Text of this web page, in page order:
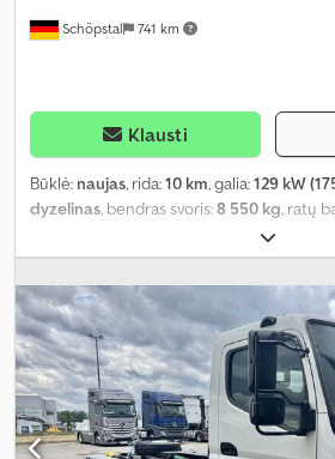
Schöpstal 741 km
Klausti
Būklė: naujas, rida:10 km, galia:129 kW
dyzelinas, bendras svoris:8 550 kg, ratų
, vairuotojo
pavaros tipas:automatinis, pavarų
6, pakaba:plienas, sėdimų vietų skaičius:3
Įranga:ABS, AdBlue, Bluetooth,
centrinis užraktas, elektroninė stabilumo
kruizo kontrolė, oro kondicionavimas,
techninės priežiūros istorija,
sistema, trauki kontrolė, vairo